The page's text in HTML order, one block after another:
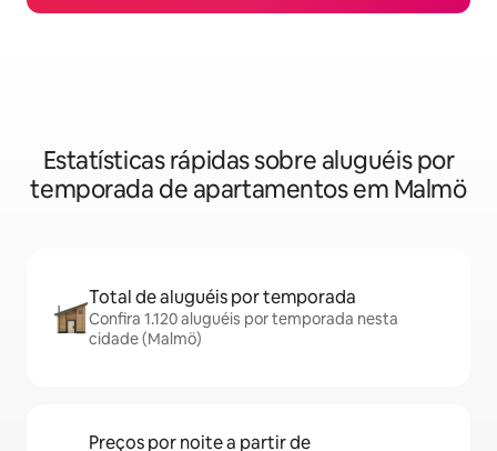
Estatísticas rápidas sobre aluguéis por
temporada de apartamentos em Malmö
Total de aluguéis por temporada
Confira 1.120 aluguéis por temporada nesta
cidade (Malmö)
Preços por noite a partir de